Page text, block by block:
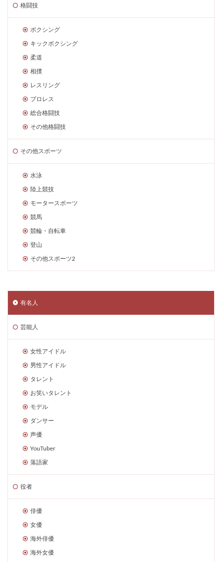
格闘技
ボクシング
キックボクシング
柔道
相撲
レスリング
プロレス
総合格闘技
その他格闘技
その他スポーツ
水泳
陸上競技
モータースポーツ
競馬
競輪・自転車
登山
その他スポーツ2
有名人
芸能人
女性アイドル
男性アイドル
タレント
お笑いタレント
モデル
ダンサー
声優
YouTuber
落語家
役者
俳優
女優
海外俳優
海外女優